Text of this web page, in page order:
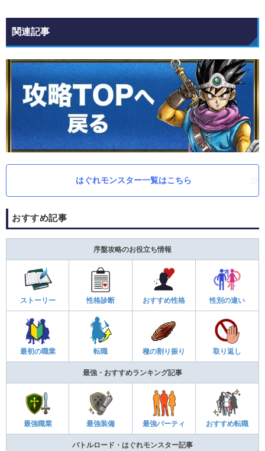
関連記事
はぐれモンスター一覧はこちら
おすすめ記事
序盤攻略のお役立ち情報
ストーリー 性格診断 おすすめ性格 性別の違い
最初の職業 転職 種の割り振り 取り返し
最強・おすすめランキング記事
最強職業 最強装備 最強パーティ おすすめ転職
バトルロード・はぐれモンスター記事